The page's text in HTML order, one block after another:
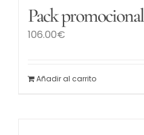
Pack promocional
106.00€
Añadir al carrito